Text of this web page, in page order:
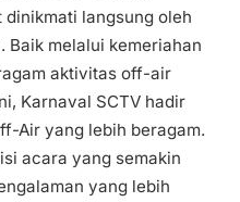
langsung oleh
Baik melalui kemeriahan
aktivitas off-air
Karnaval SCTV hadir
Air yang lebih beragam.
acara yang semakin
yang lebih